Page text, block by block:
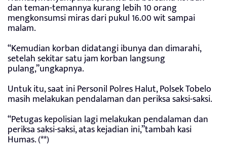
dan teman-temannya kurang lebih 10 orang
mengkonsumsi miras dari pukul 16.00 wit sampai
malam.
“Kemudian korban didatangi ibunya dan dimarahi,
setelah sekitar satu jam korban langsung
pulang,”ungkapnya.
Untuk itu, saat ini Personil Polres Halut, Polsek Tobelo
masih melakukan pendalaman dan periksa saksi-saksi.
“Petugas kepolisian lagi melakukan pendalaman dan
periksa saksi-saksi, atas kejadian ini,”tambah kasi
Humas. (**)